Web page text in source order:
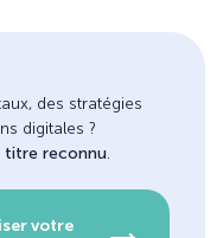
des stratégies
digitales ?
titre reconnu.
votre